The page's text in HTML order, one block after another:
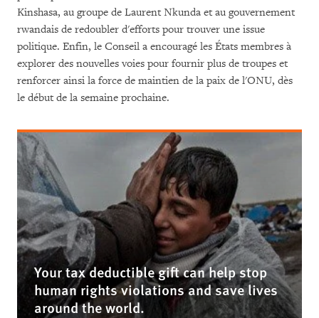
Kinshasa, au groupe de Laurent Nkunda et au gouvernement
rwandais de redoubler d'efforts pour trouver une issue
politique. Enfin, le Conseil a encouragé les États membres à
explorer des nouvelles voies pour fournir plus de troupes et
renforcer ainsi la force de maintien de la paix de l'ONU, dès
le début de la semaine prochaine.
Your tax deductible gift can help stop
human rights violations and save lives
around the world.